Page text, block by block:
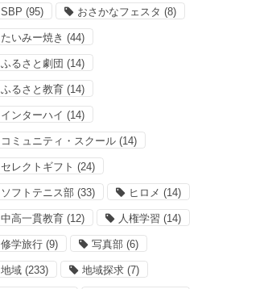
SBP (95) おさかなフェスタ (8)
たいみー焼き (44)
ふるさと劇団 (14)
ふるさと教育(14)
インターハイ (14)
コミュニティ・スクール(14)
セレクトギフト (24)
ソフトテニス部(33) ヒロメ (14)
中高一貫教育(12) 人権学習 (14)
修学旅行(9) 写真部(6)
地域(233) 地域探求(7)